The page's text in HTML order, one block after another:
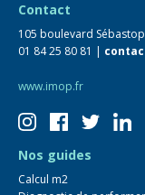
Contact
105 boulevard
01 84 25 80 81 |
www.imop.fr
Nos guides
Calcul m2